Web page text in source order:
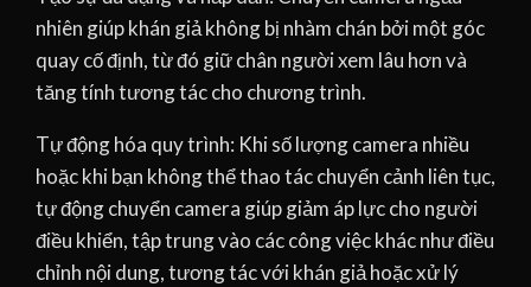
nhiên giúp khán giả không bị nhàm chán bởi một góc
quay cố định, từ đó giữ chân người xem lâu hơn và
tăng tính tương tác cho chương trình.
Tự động hóa quy trình: Khi số lượng camera nhiều
hoặc khi bạn không thể thao tác chuyển cảnh liên tục,
tự động chuyển camera giúp giảm áp lực cho người
điều khiển, tập trung vào các công việc khác như điều
chỉnh nội dung, tương tác với khán giả hoặc xử lý